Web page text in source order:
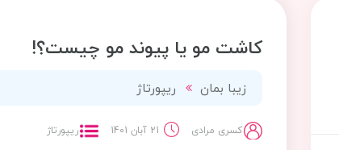
کاشت مو یا پیوند مو چیست؟!
زیبا بمان ریپورتاژ
کسری مرادی 21 آبان 1401 ریپورتاژ